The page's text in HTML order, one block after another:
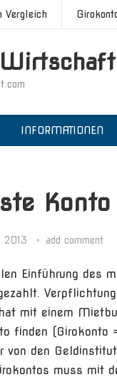
Vergleich
INFORMATIONEN
Konto
2013 add comment
Einführung des
mit einem
finden
von den
muss mit